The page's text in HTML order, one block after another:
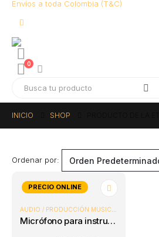
Envíos a toda Colombia (T&C)
0
INICIO SHOP
Ordenar por:
PRECIO ONLINE
Micrófono para instrumentos Shure PGA57 LC